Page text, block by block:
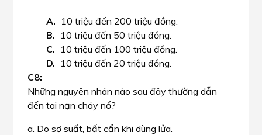
10 triệu đến 200 triệu đồng.
10 triệu đến 50 triệu đồng.
10 triệu đến 100 triệu đồng.
10 triệu đến 20 triệu đồng.
Những nguyên nhân nào sau đây thường dẫn
đến tai nạn cháy nổ?
a. Do sơ suất, bất cẩn khi dùng lửa.